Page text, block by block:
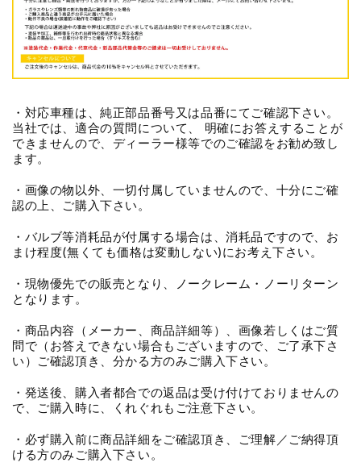
・対応車種は、純正部品番号又は品番にてご確認下さい。
当社では、適合の質問について、 明確にお答えすることが
できませんので、ディーラー様等でのご確認をお勧め致し
ます。
・画像の物以外、一切付属していませんので、十分にご確
認の上、ご購入下さい。
・バルブ等消耗品が付属する場合は、消耗品ですので、お
まけ程度(無くても価格は変動しない)にお考え下さい。
・現物優先での販売となり、ノークレーム・ノーリターン
となります。
・商品内容（メーカー、商品詳細等）、画像若しくはご質
問で（お答えできない場合もございますので、ご了承下さ
い）ご確認頂き、分かる方のみご購入下さい。
・発送後、購入者都合での返品は受け付けておりませんの
で、ご購入時に、くれぐれもご注意下さい。
・必ず購入前に商品詳細をご確認頂き、ご理解／ご納得頂
ける方のみご購入下さい。